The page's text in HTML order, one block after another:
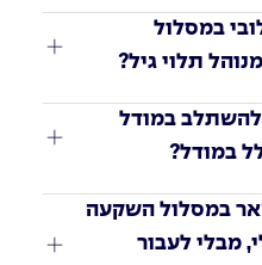
תלוי גיל?
במודל?